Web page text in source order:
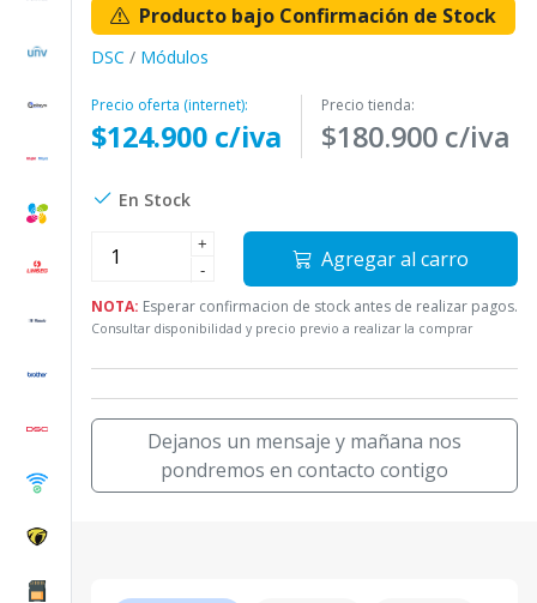
Producto bajo Confirmación de Stock
DSC / Módulos
Precio oferta (internet):
$124.900 c/iva
Precio tienda:
$180.900 c/iva
En Stock
+
-
Agregar al carro
NOTA: Esperar confirmacion de stock antes de realizar pagos.
Consultar disponibilidad y precio previo a realizar la comprar
Dejanos un mensaje y mañana nos
pondremos en contacto contigo